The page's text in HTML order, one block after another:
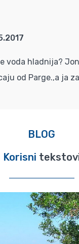
voda hladnija?
od Parge.,a ja
BLOG
Korisni